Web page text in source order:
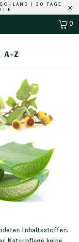
| 30 TAGE
0
A-Z
Inhaltsstoffen.